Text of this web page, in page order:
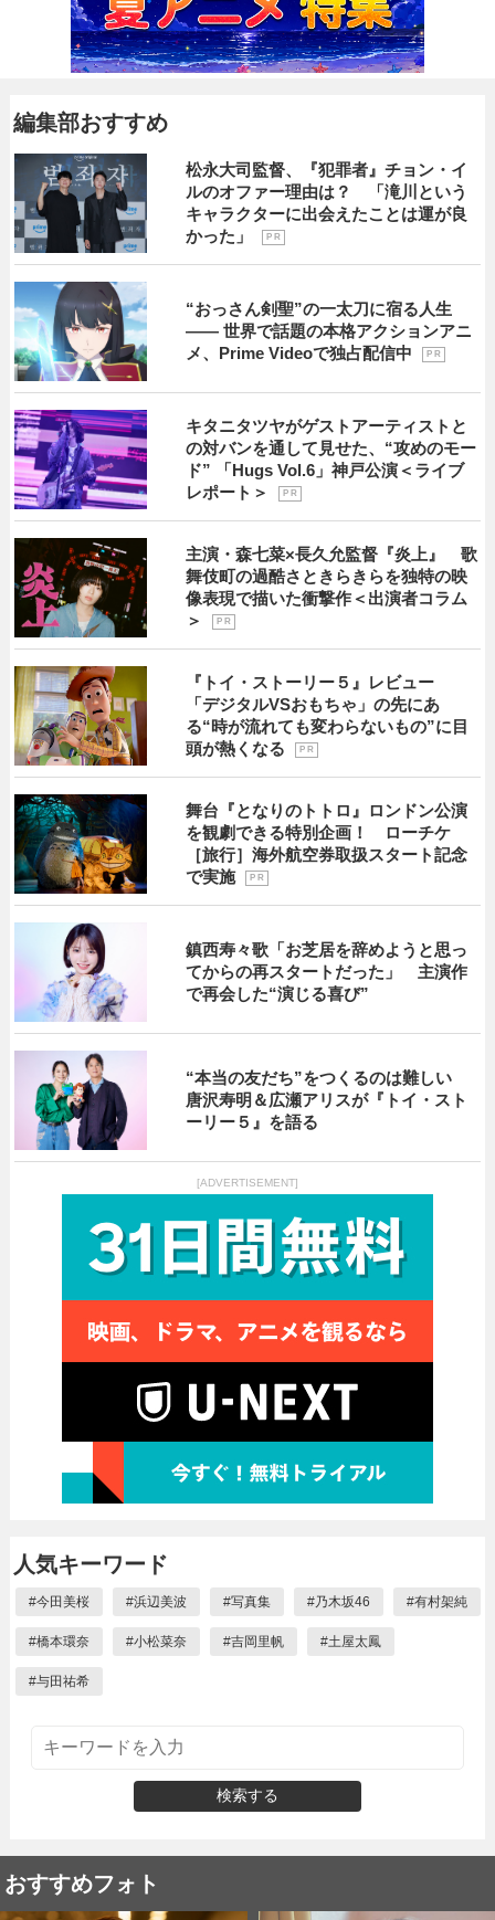
編集部おすすめ
松永大司監督、『犯罪者』チョン・イ
ルのオファー理由は？ 「滝川という
キャラクターに出会えたことは運が良
かった」
P R
“おっさん剣聖”の一太刀に宿る人生
―― 世界で話題の本格アクションアニ
メ、Prime Videoで独占配信中
P R
キタニタツヤがゲストアーティストと
の対バンを通して見せた、“攻めのモー
ド” 「Hugs Vol.6」神戸公演＜ライブ
レポート＞
P R
主演・森七菜×長久允監督『炎上』 歌
舞伎町の過酷さときらきらを独特の映
像表現で描いた衝撃作＜出演者コラム
＞
P R
『トイ・ストーリー５』レビュー
「デジタルVSおもちゃ」の先にあ
る“時が流れても変わらないもの”に目
頭が熱くなる
P R
舞台『となりのトトロ』ロンドン公演
を観劇できる特別企画！ ローチケ
［旅行］海外航空券取扱スタート記念
で実施
P R
鎮西寿々歌「お芝居を辞めようと思っ
てからの再スタートだった」 主演作
で再会した“演じる喜び”
“本当の友だち”をつくるのは難しい
唐沢寿明＆広瀬アリスが『トイ・スト
ーリー５』を語る
[ADVERTISEMENT]
人気キーワード
#今田美桜 #浜辺美波 #写真集 #乃木坂46 #有村架純
#橋本環奈 #小松菜奈 #吉岡里帆 #土屋太鳳
#与田祐希
検索する
おすすめフォト